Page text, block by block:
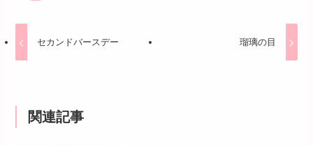
セカンドバースデー 瑠璃の目
関連記事